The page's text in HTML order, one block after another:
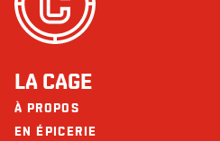
LA CAGE
À PROPOS
EN ÉPICERIE